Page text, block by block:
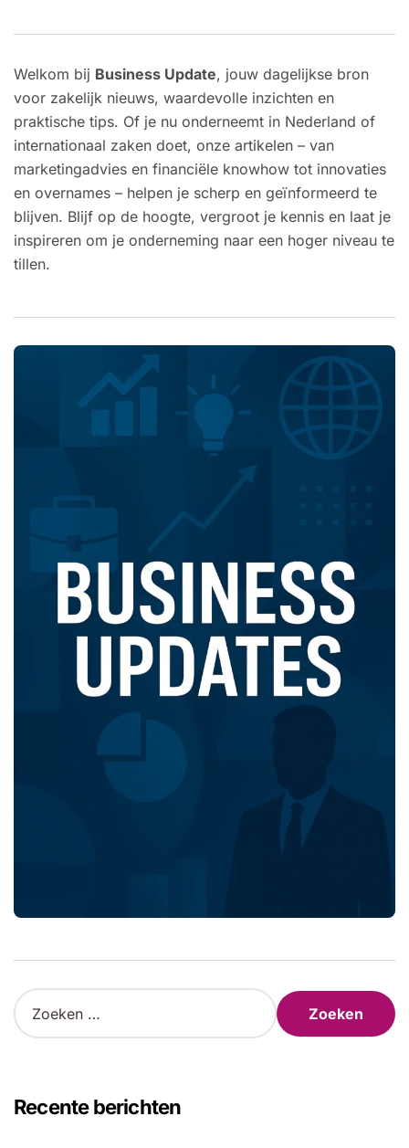
Welkom bij Business Update, jouw dagelijkse bron
voor zakelijk nieuws, waardevolle inzichten en
praktische tips. Of je nu onderneemt in Nederland of
internationaal zaken doet, onze artikelen – van
marketingadvies en financiële knowhow tot innovaties
en overnames – helpen je scherp en geïnformeerd te
blijven. Blijf op de hoogte, vergroot je kennis en laat je
inspireren om je onderneming naar een hoger niveau te
tillen.
Z
o
n
nRecente berichten